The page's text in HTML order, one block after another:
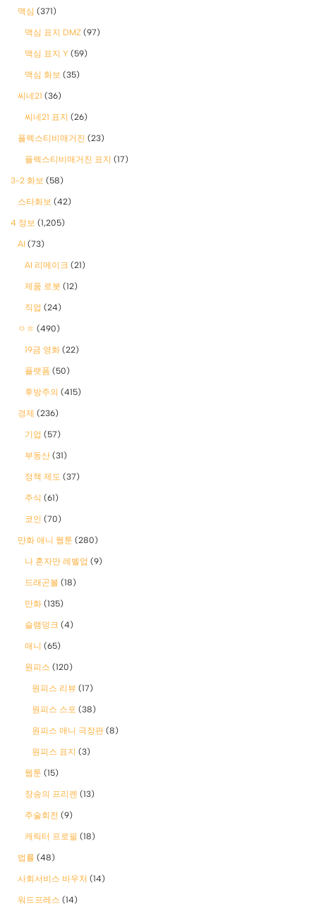
맥심 (371)
맥심 표지 DMZ (97)
맥심 표지 Y (59)
맥심 화보 (35)
씨네21 (36)
씨네21 표지 (26)
플렉스티비매거진 (23)
플렉스티비매거진 표지 (17)
3-2 화보 (58)
스타화보 (42)
4 정보 (1,205)
AI (73)
AI 리메이크 (21)
제품 로봇 (12)
직업 (24)
ㅇㅎ (490)
19금 영화 (22)
플랫폼 (50)
후방주의 (415)
경제 (236)
기업 (57)
부동산 (31)
정책 제도 (37)
주식 (61)
코인 (70)
만화 애니 웹툰 (280)
나 혼자만 레벨업 (9)
드래곤볼 (18)
만화 (135)
슬램덩크 (4)
애니 (65)
원피스 (120)
원피스 리뷰 (17)
원피스 스포 (38)
원피스 애니 극장판 (8)
원피스 표지 (3)
웹툰 (15)
장송의 프리렌 (13)
주술회전 (9)
캐릭터 프로필 (18)
법률 (48)
사회서비스 바우처 (14)
워드프레스 (14)